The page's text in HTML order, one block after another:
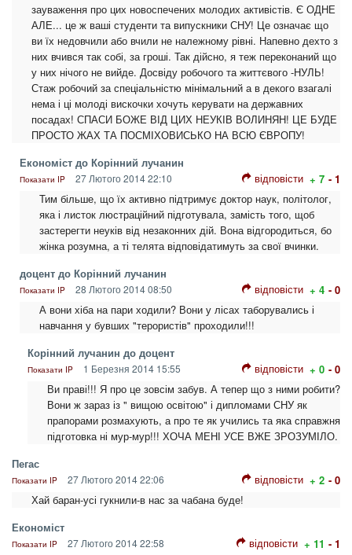
зауваження про цих новоспечених молодих активістів. Є ОДНЕ
АЛЕ... це ж ваші студенти та випускники СНУ! Це означає що
ви їх недовчили або вчили не належному рівні. Напевно дехто з
них вчився так собі, за гроші. Так дійсно, я теж переконаний що
у них нічого не вийде. Досвіду робочого та життєвого -НУЛЬ!
Стаж робочий за спеціальністю мінімальний а в декого взагалі
нема і ці молоді вискочки хочуть керувати на державних
посадах! СПАСИ БОЖЕ ВІД ЦИХ НЕУКІВ ВОЛИНЯН! ЦЕ БУДЕ
ПРОСТО ЖАХ ТА ПОСМІХОВИСЬКО НА ВСЮ ЄВРОПУ!
Економіст до Корінний лучанин
Показати IP 27 Лютого 2014 22:10 відповісти + 7 - 1
Тим більше, що їх активно підтримує доктор наук, політолог,
яка і листок люстраційний підготувала, замість того, щоб
застерегти неуків від незаконних дій. Вона відгородиться, бо
жінка розумна, а ті телята відповідатимуть за свої вчинки.
доцент до Корінний лучанин
Показати IP 28 Лютого 2014 08:50 відповісти + 4 - 0
А вони хіба на пари ходили? Вони у лісах таборувались і
навчання у бувших "терористів" проходили!!!
Корінний лучанин до доцент
Показати IP 1 Березня 2014 15:55 відповісти + 0 - 0
Ви праві!!! Я про це зовсім забув. А тепер що з ними робити?
Вони ж зараз із " вищою освітою" і дипломами СНУ як
прапорами розмахують, а про те як учились та яка справжня
підготовка ні мур-мур!!! ХОЧА МЕНІ УСЕ ВЖЕ ЗРОЗУМІЛО.
Пегас
Показати IP 27 Лютого 2014 22:06 відповісти + 2 - 0
Хай баран-усі гукнили-в нас за чабана буде!
Економіст
Показати IP 27 Лютого 2014 22:58 відповісти + 11 - 1